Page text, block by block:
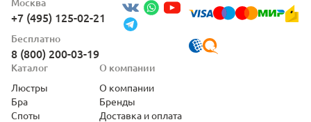
+7 (495) 125-02-21
Бесплатно
8 (800) 200-03-19
Каталог
Люстры
Бра
Споты
О компании
О компании
Бренды
Доставка и оплата